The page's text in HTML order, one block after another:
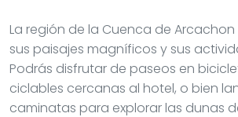
La región de la Cuenca de
sus paisajes magníficos y sus
Podrás disfrutar de paseos en
ciclables cercanas al hotel, o bien
caminatas para explorar las dunas